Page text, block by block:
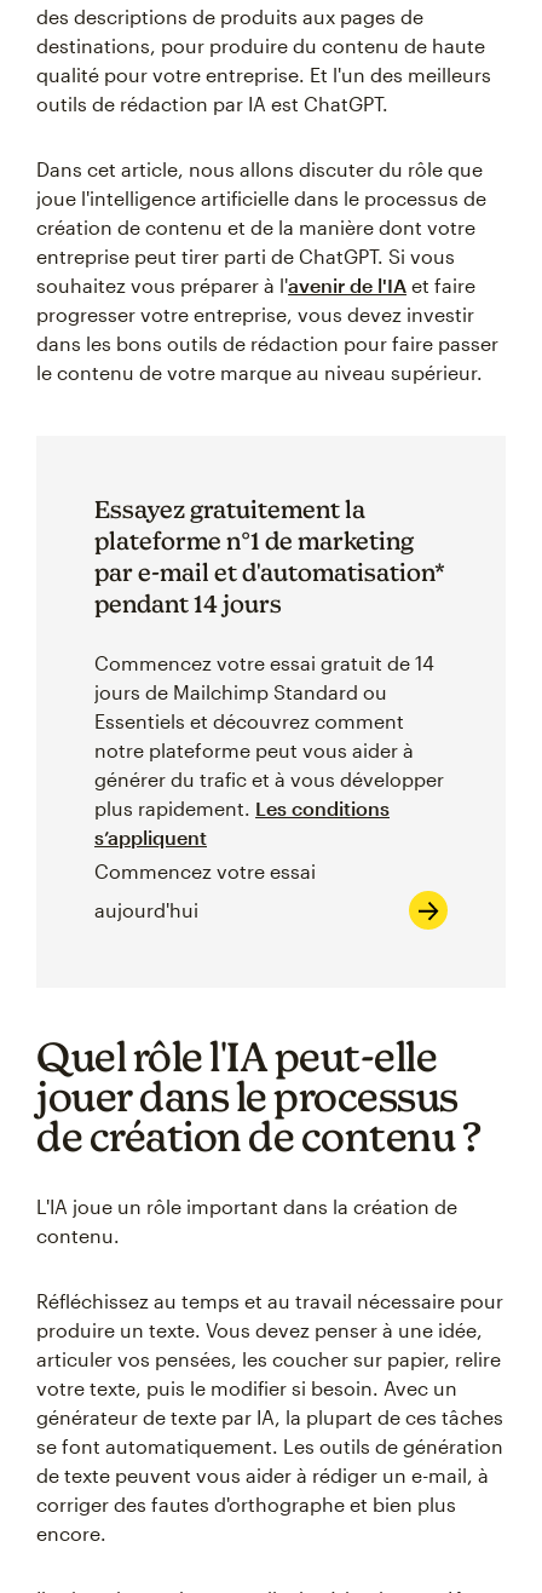
des descriptions de produits aux pages de
destinations, pour produire du contenu de haute
qualité pour votre entreprise. Et l'un des meilleurs
outils de rédaction par IA est ChatGPT.
Dans cet article, nous allons discuter du rôle que
joue l'intelligence artificielle dans le processus de
création de contenu et de la manière dont votre
entreprise peut tirer parti de ChatGPT. Si vous
souhaitez vous préparer à l'avenir de l'IA et faire
progresser votre entreprise, vous devez investir
dans les bons outils de rédaction pour faire passer
le contenu de votre marque au niveau supérieur.
Essayez gratuitement la
plateforme n°1 de marketing
par e-mail et d'automatisation*
pendant 14 jours
Commencez votre essai gratuit de 14
jours de Mailchimp Standard ou
Essentiels et découvrez comment
notre plateforme peut vous aider à
générer du trafic et à vous développer
plus rapidement. Les conditions
s’appliquent
Commencez votre essai
aujourd'hui
Quel rôle l'IA peut-elle
jouer dans le processus
de création de contenu ?
L'IA joue un rôle important dans la création de
contenu.
Réfléchissez au temps et au travail nécessaire pour
produire un texte. Vous devez penser à une idée,
articuler vos pensées, les coucher sur papier, relire
votre texte, puis le modifier si besoin. Avec un
générateur de texte par IA, la plupart de ces tâches
se font automatiquement. Les outils de génération
de texte peuvent vous aider à rédiger un e-mail, à
corriger des fautes d'orthographe et bien plus
encore.